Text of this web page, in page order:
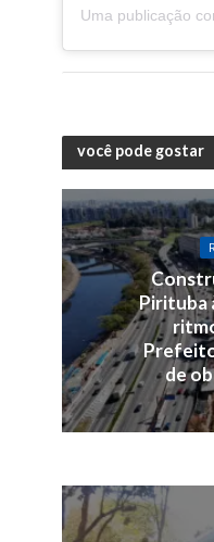
você pode gostar
Pirituba
de